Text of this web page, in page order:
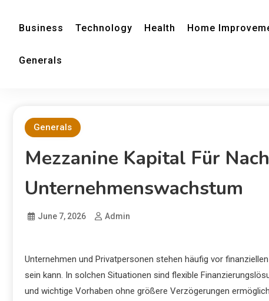
Business Technology Health Home
Generals
Generals
Mezzanine Kapital Für
Unternehmenswachstum
June 7, 2026 Admin
Unternehmen und Privatpersonen stehen häufig vor
sein kann. In solchen Situationen sind flexible
und wichtige Vorhaben ohne größere Verzögerungen